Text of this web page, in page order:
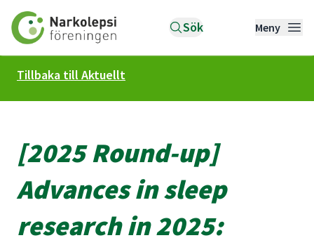
Till startsidan Sök Meny
Tillbaka till Aktuellt
[2025 Round-up]
Advances in sleep
research in 2025: